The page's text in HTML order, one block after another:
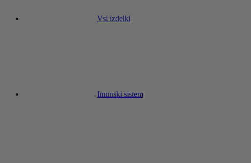
Vsi izdelki
Imunski sistem